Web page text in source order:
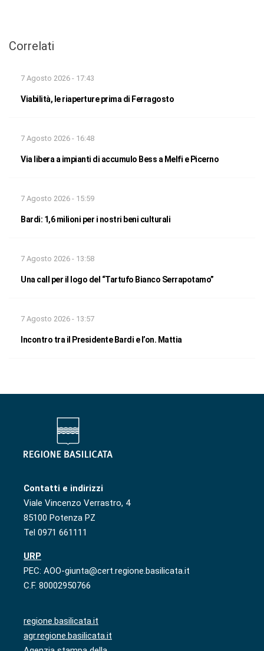
Correlati
7 Agosto 2026 - 17:43
Viabilità, le riaperture prima di Ferragosto
7 Agosto 2026 - 16:48
Via libera a impianti di accumulo Bess a Melfi e Picerno
7 Agosto 2026 - 15:59
Bardi: 1,6 milioni per i nostri beni culturali
7 Agosto 2026 - 13:58
Una call per il logo del “Tartufo Bianco Serrapotamo”
7 Agosto 2026 - 13:57
Incontro tra il Presidente Bardi e l’on. Mattia
Contatti e indirizzi
Viale Vincenzo Verrastro, 4
85100 Potenza PZ
Tel 0971 661111
URP
PEC: AOO-giunta@cert.regione.basilicata.it
C.F. 80002950766
regione.basilicata.it
agr.regione.basilicata.it